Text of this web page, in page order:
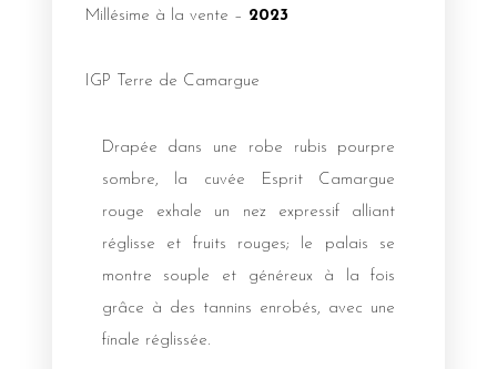
Millésime à la vente – 2023
IGP Terre de Camargue
Drapée dans une robe rubis pourpre
sombre, la cuvée Esprit Camargue
rouge exhale un nez expressif alliant
réglisse et fruits rouges; le palais se
montre souple et généreux à la fois
grâce à des tannins enrobés, avec une
finale réglissée.